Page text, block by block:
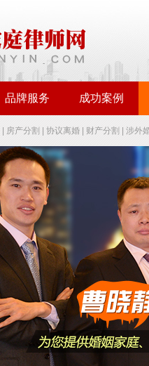
品牌服务 成功案例
房产分割 协议离婚 财产分割 涉外